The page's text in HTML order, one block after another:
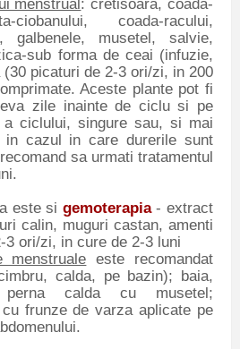
ciobanului, coada-racului,
galbenele, musetel, salvie,
sub forma de ceai (infuzie,
picaturi de 2-3 ori/zi, in 200
Aceste plante pot fi
zile inainte de ciclu si pe
a ciclului, singure sau, si mai
in cazul in care durerile sunt
sa urmati tratamentul
este si gemoterapia- extract
calin, muguri castan, amenti
ori/zi, in cure de 2-3 luni
menstruale este recomandat
calda, pe bazin); baia,
perna calda cu musetel;
frunze de varza aplicate pe